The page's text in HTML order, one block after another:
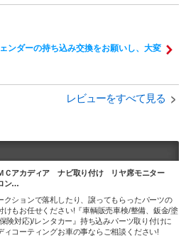
ンダーの持ち込み交換をお願いし、大変
レビューをすべて見る
Ｃアカディア ナビ取り付け リヤ席モニター
ン…
クションで落札したり、譲ってもらったパーツの
けもお任せください!『車輌販売車検/整備、鈑金/塗
険対応)/レンタカー』持ち込みパーツ取り付けに
ィコーティングお車の事ならご相談ください!